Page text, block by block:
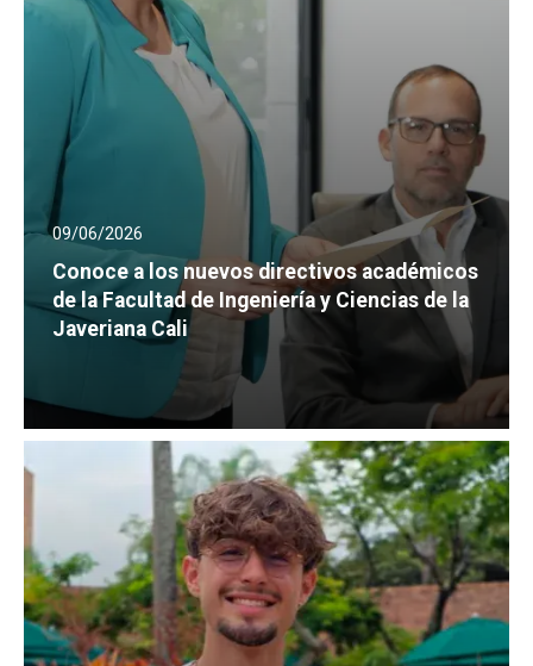
09/06/2026
Conoce a los nuevos directivos académicos
de la Facultad de Ingeniería y Ciencias de la
Javeriana Cali